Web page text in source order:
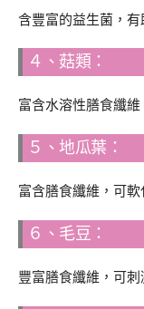
含豐富的益生菌，有
４、菇類：
富含水溶性膳食纖
５、地瓜葉：
富含膳食纖維，可軟
６、毛豆：
豐富膳食纖維，可刺